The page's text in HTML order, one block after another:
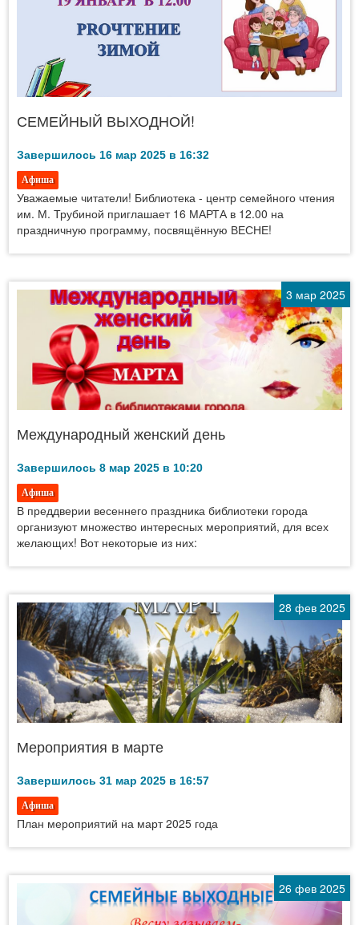
СЕМЕЙНЫЙ ВЫХОДНОЙ!
Завершилось 16 мар 2025 в 16:32
Афиша
Уважаемые читатели! Библиотека - центр семейного чтения
им. М. Трубиной приглашает 16 МАРТА в 12.00 на
праздничную программу, посвящённую ВЕСНЕ!
3 мар 2025
Международный женский день
Завершилось 8 мар 2025 в 10:20
Афиша
В преддверии весеннего праздника библиотеки города
организуют множество интересных мероприятий, для всех
желающих! Вот некоторые из них:
28 фев 2025
Мероприятия в марте
Завершилось 31 мар 2025 в 16:57
Афиша
План мероприятий на март 2025 года
26 фев 2025